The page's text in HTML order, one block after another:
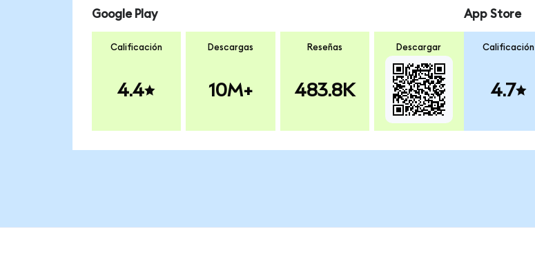
Google Play
Calificación
4.4
Descargas
10M+
Reseñas
483.8K
Descargar
App Store
Calificación
4.7